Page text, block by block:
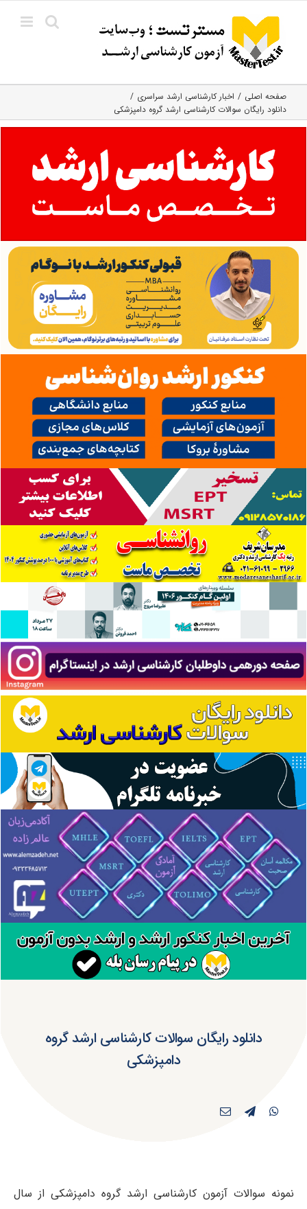
content
صفحه اصلی
اخبار کارشناسی ارشد سراسری
دانلود رایگان سوالات کارشناسی ارشد گروه دامپزشکی
دانلود رایگان سوالات کارشناسی ارشد گروه
دامپزشکی
نمونه سوالات آزمون کارشناسی ارشد گروه دامپزشکی از سال